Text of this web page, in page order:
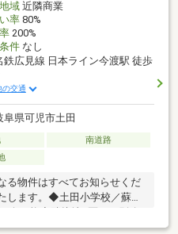
域近隣商業
率80%
200%
件なし
鉄広見線 日本ライン今渡駅 徒歩
の交通
阜県可児市土田
南道路
る物件はすべてお知らせくだ
します。◆土田小学校／蘇南
談も対応□□注文住宅や中古